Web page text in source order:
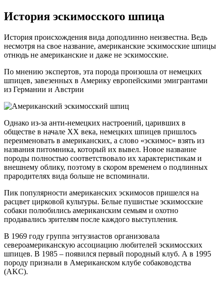
История эскимосского шпица
История происхождения вида доподлинно неизвестна. Ведь
несмотря на свое название, американские эскимосские шпицы
отнюдь не американские и даже не эскимосские.
По мнению экспертов, эта порода произошла от немецких
шпицев, завезенных в Америку европейскими эмигрантами
из Германии и Австрии
Однако из-за анти-немецких настроений, царивших в
обществе в начале XX века, немецких шпицев пришлось
переименовать в американских, а слово «эскимос» взять из
названия питомника, который их вывел. Новое название
породы полностью соответствовало их характеристикам и
внешнему облику, поэтому в скором временем о подлинных
прародителях вида больше не вспоминали.
Пик популярности американских эскимосов пришелся на
расцвет цирковой культуры. Белые пушистые эскимосские
собаки полюбились американским семьям и охотно
продавались зрителям после каждого выступления.
В 1969 году группа энтузиастов организовала
североамериканскую ассоциацию любителей эскимосских
шпицев. В 1985 – появился первый породный клуб. А в 1995
породу признали в Американском клубе собаководства
(AKC).